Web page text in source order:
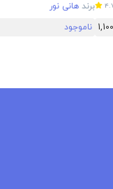
برند هانی نور
ناموجود